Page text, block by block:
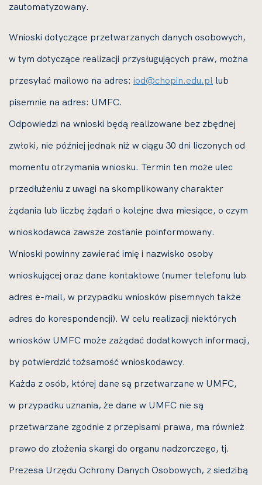
zautomatyzowany.
Wnioski dotyczące przetwarzanych danych osobowych,
w tym dotyczące realizacji przysługujących praw, można
przesyłać mailowo na adres: iod@chopin.edu.pl lub
pisemnie na adres: UMFC.
Odpowiedzi na wnioski będą realizowane bez zbędnej
zwłoki, nie później jednak niż w ciągu 30 dni liczonych od
momentu otrzymania wniosku. Termin ten może ulec
przedłużeniu z uwagi na skomplikowany charakter
żądania lub liczbę żądań o kolejne dwa miesiące, o czym
wnioskodawca zawsze zostanie poinformowany.
Wnioski powinny zawierać imię i nazwisko osoby
wnioskującej oraz dane kontaktowe (numer telefonu lub
adres e-mail, w przypadku wniosków pisemnych także
adres do korespondencji). W celu realizacji niektórych
wniosków UMFC może zażądać dodatkowych informacji,
by potwierdzić tożsamość wnioskodawcy.
Każda z osób, której dane są przetwarzane w UMFC,
w przypadku uznania, że dane w UMFC nie są
przetwarzane zgodnie z przepisami prawa, ma również
prawo do złożenia skargi do organu nadzorczego, tj.
Prezesa Urzędu Ochrony Danych Osobowych, z siedzibą